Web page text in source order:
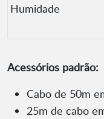
Humidade
Acessórios padrão:
Cabo de 50m
25m de cabo